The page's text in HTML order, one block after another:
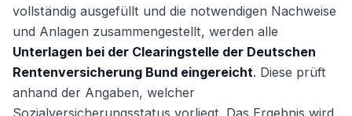
vollständig ausgefüllt und die notwendigen Nachweise
und Anlagen zusammengestellt, werden alle
Unterlagen bei der Clearingstelle der Deutschen
Rentenversicherung Bund eingereicht. Diese prüft
anhand der Angaben, welcher
Sozialversicherungsstatus vorliegt. Das Ergebnis wird